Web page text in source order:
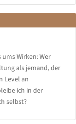
Wirken: Wer
als jemand, der
Level an
ich in der
selbst?